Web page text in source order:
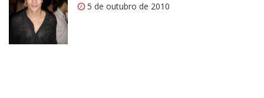
m
5 de outubro de 2010